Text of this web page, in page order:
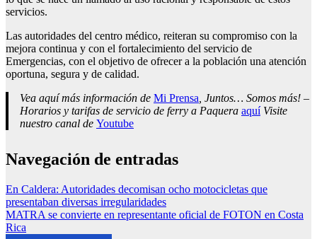
servicios.
Las autoridades del centro médico, reiteran su compromiso con la
mejora continua y con el fortalecimiento del servicio de
Emergencias, con el objetivo de ofrecer a la población una atención
oportuna, segura y de calidad.
Vea aquí más información de Mi Prensa, Juntos… Somos más! –
Horarios y tarifas de servicio de ferry a Paquera aquíVisite
nuestro canal de Youtube
Navegación de entradas
En Caldera: Autoridades decomisan ocho motocicletas que
presentaban diversas irregularidades
MATRA se convierte en representante oficial de FOTON en Costa
Rica